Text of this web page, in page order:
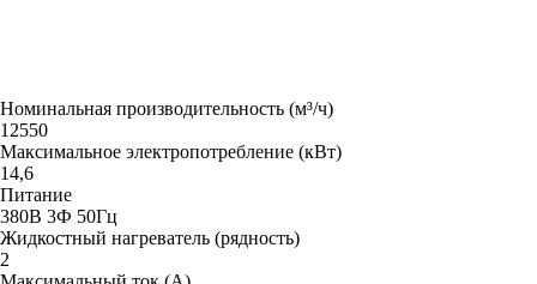
Номинальная производительность (м³/ч)
12550
Максимальное электропотребление (кВт)
14,6
Питание
380В 3Ф 50Гц
Жидкостный нагреватель (рядность)
2